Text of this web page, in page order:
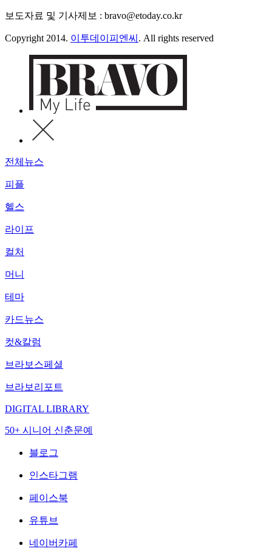
보도자료 및 기사제보 : bravo@etoday.co.kr
Copyright 2014. 이투데이피엔씨 . All rights reserved
전체뉴스
피플
헬스
라이프
컬처
머니
테마
카드뉴스
컷&칼럼
브라보스페셜
브라보리포트
DIGITAL LIBRARY
50+ 시니어 신춘문예
블로그
인스타그램
페이스북
유튜브
네이버카페